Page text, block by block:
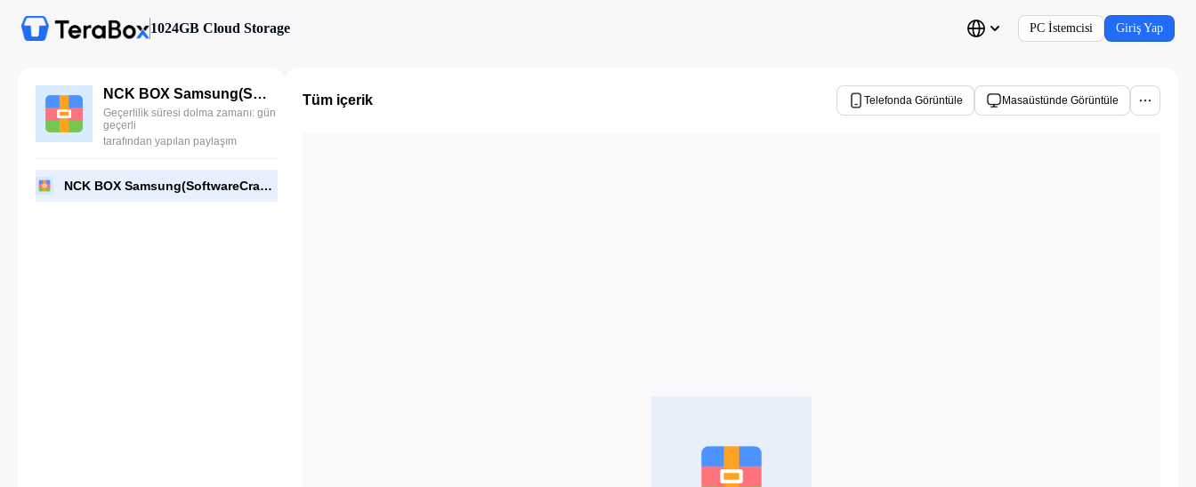
1024GB Cloud Storage PC İstemcisi Giriş Yap
NCK BOX Samsung(SoftwareCrackGuru).rar
Geçerlilik süresi dolma zamanı: gün
geçerli
tarafından yapılan paylaşım
NCK BOX Samsung(SoftwareCrackGuru).rar
Tüm içerik Telefonda Görüntüle Masaüstünde Görüntüle